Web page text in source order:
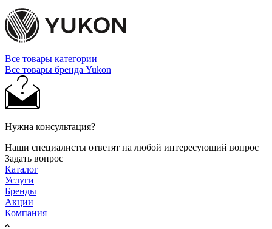
Все товары категории
Все товары бренда Yukon
Нужна консультация?
Наши специалисты ответят на любой интересующий вопрос
Задать вопрос
Каталог
Услуги
Бренды
Акции
Компания